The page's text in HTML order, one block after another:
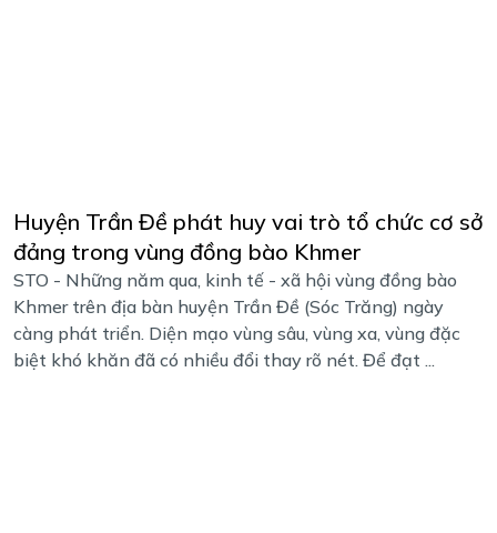
Huyện Trần Đề phát huy vai trò tổ chức cơ sở
đảng trong vùng đồng bào Khmer
STO - Những năm qua, kinh tế - xã hội vùng đồng bào
Khmer trên địa bàn huyện Trần Đề (Sóc Trăng) ngày
càng phát triển. Diện mạo vùng sâu, vùng xa, vùng đặc
biệt khó khăn đã có nhiều đổi thay rõ nét. Để đạt ...